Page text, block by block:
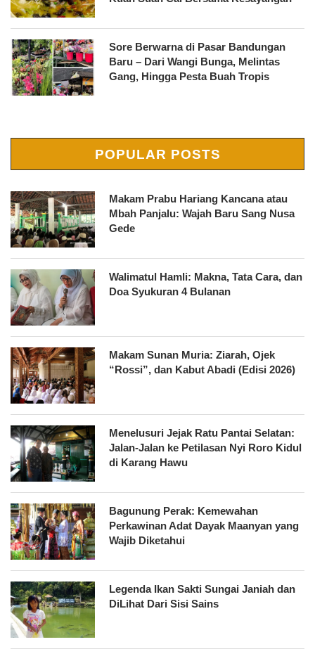
Sore Berwarna di Pasar Bandungan
Baru – Dari Wangi Bunga, Melintas
Gang, Hingga Pesta Buah Tropis
POPULAR POSTS
Makam Prabu Hariang Kancana atau
Mbah Panjalu: Wajah Baru Sang Nusa
Gede
Walimatul Hamli: Makna, Tata Cara, dan
Doa Syukuran 4 Bulanan
Makam Sunan Muria: Ziarah, Ojek
“Rossi”, dan Kabut Abadi (Edisi 2026)
Menelusuri Jejak Ratu Pantai Selatan:
Jalan-Jalan ke Petilasan Nyi Roro Kidul
di Karang Hawu
Bagunung Perak: Kemewahan
Perkawinan Adat Dayak Maanyan yang
Wajib Diketahui
Legenda Ikan Sakti Sungai Janiah dan
DiLihat Dari Sisi Sains